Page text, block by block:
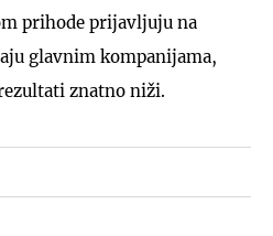
prihode prijavljuju na
glavnim kompanijama,
znatno niži.